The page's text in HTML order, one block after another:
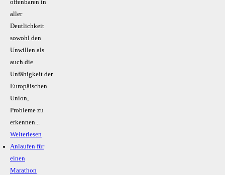
offenbaren in
aller
Deutlichkeit
sowohl den
Unwillen als
auch die
Unfähigkeit der
Europäischen
Union,
Probleme zu
erkennen...
Weiterlesen
Anlaufen für
einen
Marathon